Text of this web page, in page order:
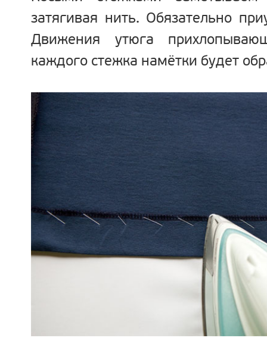
затягивая нить. Обязательно
Движения утюга
каждого стежка намётки будет